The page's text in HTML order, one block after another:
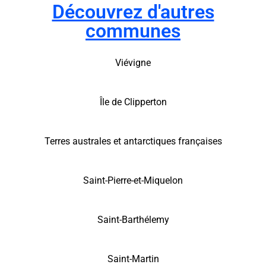
Découvrez d'autres
communes
Viévigne
Île de Clipperton
Terres australes et antarctiques françaises
Saint-Pierre-et-Miquelon
Saint-Barthélemy
Saint-Martin